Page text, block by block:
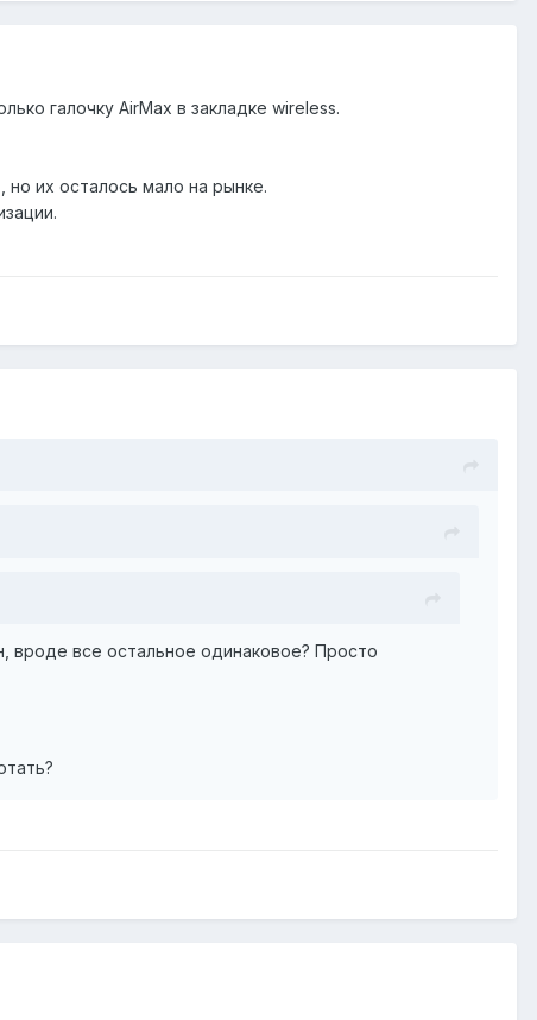
галочку AirMax в закладке wireless.
но их осталось мало на рынке.
вроде все остальное одинаковое? Просто